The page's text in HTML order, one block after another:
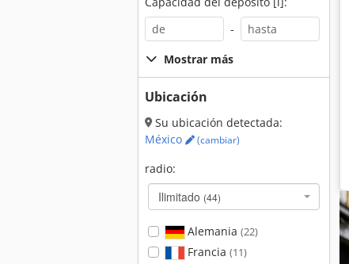
-
Mostrar más
Ubicación
Su ubicación detectada:
México
(cambiar)
radio:
Ilimitado (44)
Alemania (22)
Francia (11)